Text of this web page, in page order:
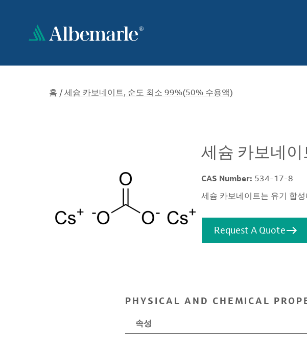
로
홈 /세슘 카보네이트, 순도 최소 99%(50% 수용액)
세슘 카보네
CAS Number: 534-17-8
세슘 카보네이트는 유기 합
Request A Quote
PHYSICAL AND CHEMICAL
속성